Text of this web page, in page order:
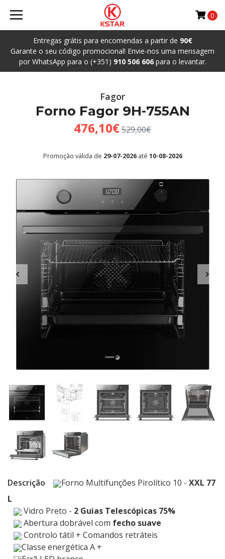
Entregas grátis para encomendas a partir de 90€
Garante o seu código promocional! Envie-nos uma mensagem
por WhatsApp para o (+351) 910 506 606para o levantar.
0
Fagor
Forno Fagor 9H-755AN
476,10€529,00€
Promoção válida de 29-07-2026até 10-08-2026
Descrição Forno Multifunções Pirolítico 10 - XXL 77
L
Vidro Preto - 2 Guias Telescópicas 75%
Abertura dobrável com fecho suave
Controlo tátil + Comandos retráteis
Classe energética A +